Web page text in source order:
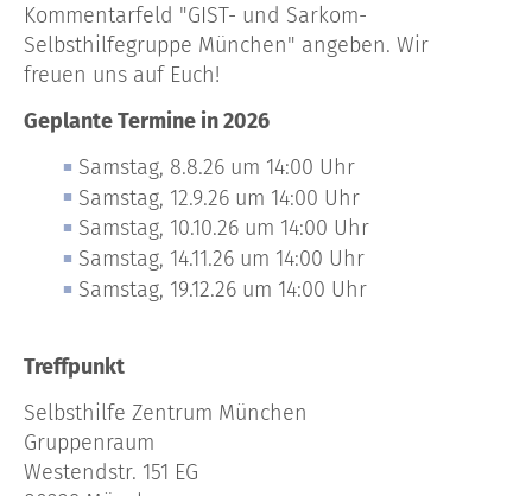
Kommentarfeld "GIST- und Sarkom-
Selbsthilfegruppe München" angeben. Wir
freuen uns auf Euch!
Geplante Termine in 2026
Samstag, 8.8.26 um 14:00 Uhr
Samstag, 12.9.26 um 14:00 Uhr
Samstag, 10.10.26 um 14:00 Uhr
Samstag, 14.11.26 um 14:00 Uhr
Samstag, 19.12.26 um 14:00 Uhr
Treffpunkt
Selbsthilfe Zentrum München
Gruppenraum
Westendstr. 151 EG